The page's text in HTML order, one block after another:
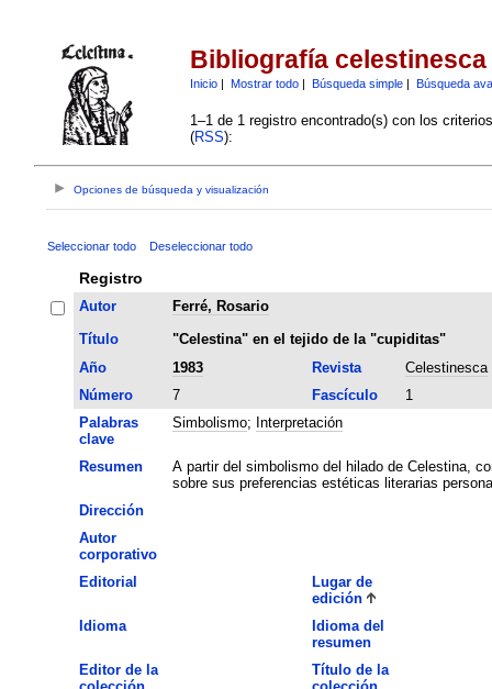
Bibliografía celestinesca
Inicio| Mostrar todo| Búsqueda simple| Búsqueda
1–1 de 1 registro encontrado(s) con los
(RSS):
Opciones de búsqueda y visualización
Seleccionar todo Deseleccionar todo
Registro
Autor
Ferré, Rosario
Título
"Celestina" en el tejido de la "cupiditas"
Año
1983 Revista
Celestinesca
Número
7 Fascículo
1
Palabras
clave
Simbolismo; Interpretación
Resumen
A partir del simbolismo del hilado de Celestina,
sobre sus preferencias estéticas literarias
Dirección
Autor
corporativo
Editorial
Lugar de
edición
Idioma
Idioma del
resumen
Editor de la
Título de la